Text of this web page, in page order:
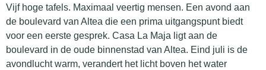
Vijf hoge tafels. Maximaal veertig mensen. Een avond aan
de boulevard van Altea die een prima uitgangspunt biedt
voor een eerste gesprek. Casa La Maja ligt aan de
boulevard in de oude binnenstad van Altea. Eind juli is de
avondlucht warm, verandert het licht boven het water